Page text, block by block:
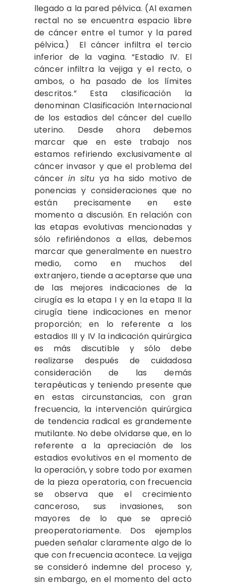
llegado a la pared pélvica. (Al examen
rectal no se encuentra espacio libre
de cáncer entre el tumor y la pared
pélvica.) El cáncer infiltra el tercio
inferior de la vagina. “Estadio IV. El
cáncer infiltra la vejiga y el recto, o
ambos, o ha pasado de los límites
descritos.” Esta clasificación la
denominan Clasificación Internacional
de los estadios del cáncer del cuello
uterino. Desde ahora debemos
marcar que en este trabajo nos
estamos refiriendo exclusivamente al
cáncer invasor y que el problema del
cáncer in situya ha sido motivo de
ponencias y consideraciones que no
están precisamente en este
momento a discusión. En relación con
las etapas evolutivas mencionadas y
sólo refiriéndonos a ellas, debemos
marcar que generalmente en nuestro
medio, como en muchos del
extranjero, tiende a aceptarse que una
de las mejores indicaciones de la
cirugía es la etapa I y en la etapa II la
cirugía tiene indicaciones en menor
proporción; en lo referente a los
estadios III y IV la indicación quirúrgica
es más discutible y sólo debe
realizarse después de cuidadosa
consideración de las demás
terapéuticas y teniendo presente que
en estas circunstancias, con gran
frecuencia, la intervención quirúrgica
de tendencia radical es grandemente
mutilante. No debe olvidarse que, en lo
referente a la apreciación de los
estadios evolutivos en el momento de
la operación, y sobre todo por examen
de la pieza operatoria, con frecuencia
se observa que el crecimiento
canceroso, sus invasiones, son
mayores de lo que se apreció
preoperatoriamente. Dos ejemplos
pueden señalar claramente algo de lo
que con frecuencia acontece. La vejiga
se consideró indemne del proceso y,
sin embargo, en el momento del acto